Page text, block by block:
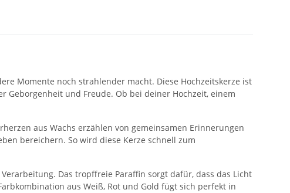
Momente noch strahlender macht. Diese Hochzeitskerze ist
und Freude. Ob bei deiner Hochzeit, einem
aus Wachs erzählen von gemeinsamen Erinnerungen
bereichern. So wird diese Kerze schnell zum
Das tropffreie Paraffin sorgt dafür, dass das Licht
aus Weiß, Rot und Gold fügt sich perfekt in